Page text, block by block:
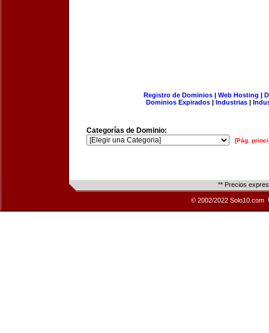
Registro de Dominios| Web Hosting |
Dominios Expirados | Industrias |
Categorías de Dominio:
[Pág.
** Precios
© 2002/2022 Solo10.com